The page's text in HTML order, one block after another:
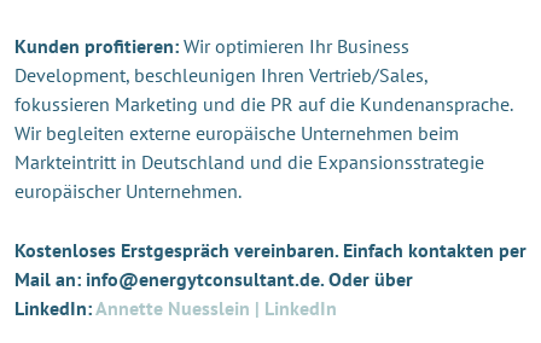
Kunden profitieren: Wir optimieren Ihr Business
Development, beschleunigen Ihren Vertrieb/Sales,
fokussieren Marketing und die PR auf die Kundenansprache.
Wir begleiten externe europäische Unternehmen beim
Markteintritt in Deutschland und die Expansionsstrategie
europäischer Unternehmen.
Kostenloses Erstgespräch vereinbaren. Einfach kontakten per
Mail an: info@energytconsultant.de. Oder über
LinkedIn:Annette Nuesslein | LinkedIn